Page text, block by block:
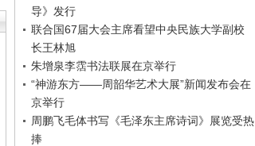
导》发行
联合国67届大会主席看望中央民族大学副校
长王林旭
朱增泉李霑书法联展在京举行
“神游东方——周韶华艺术大展”新闻发布会在
京举行
周鹏飞毛体书写《毛泽东主席诗词》展览受热
捧